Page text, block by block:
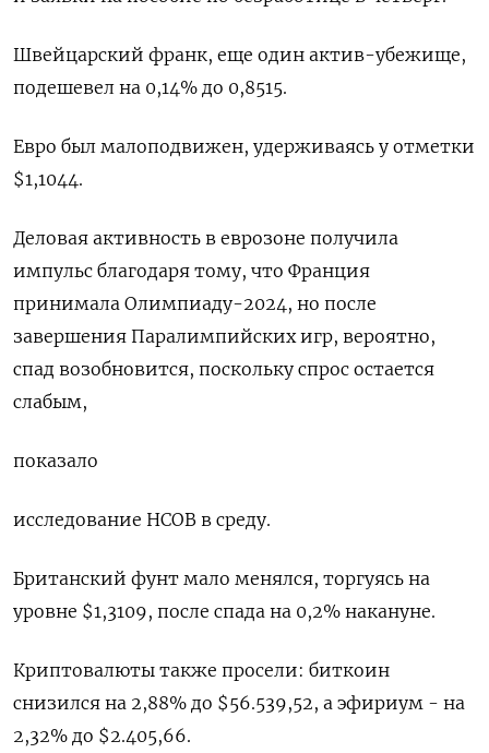
Швейцарский франк, еще один актив-убежище,
подешевел на 0,14% до 0,8515​.
Евро был малоподвижен, удерживаясь у отметки
$1,1044.
Деловая активность в еврозоне получила
импульс благодаря тому, что Франция
принимала Олимпиаду-2024, но после
завершения Паралимпийских игр, вероятно,
спад возобновится, поскольку спрос остается
слабым,
показало
исследование HCOB в среду.
Британский фунт мало менялся, торгуясь на
уровне $1,3109​, после спада на 0,2% накануне.
Криптовалюты также просели: биткоин
снизился на 2,88% до $56.539,52, а эфириум - на
2,32% до $2.405,66.